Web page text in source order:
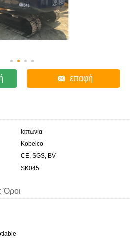
επαφή
Ιαπωνία
Kobelco
CE, SGS, BV
SK045
Όροι